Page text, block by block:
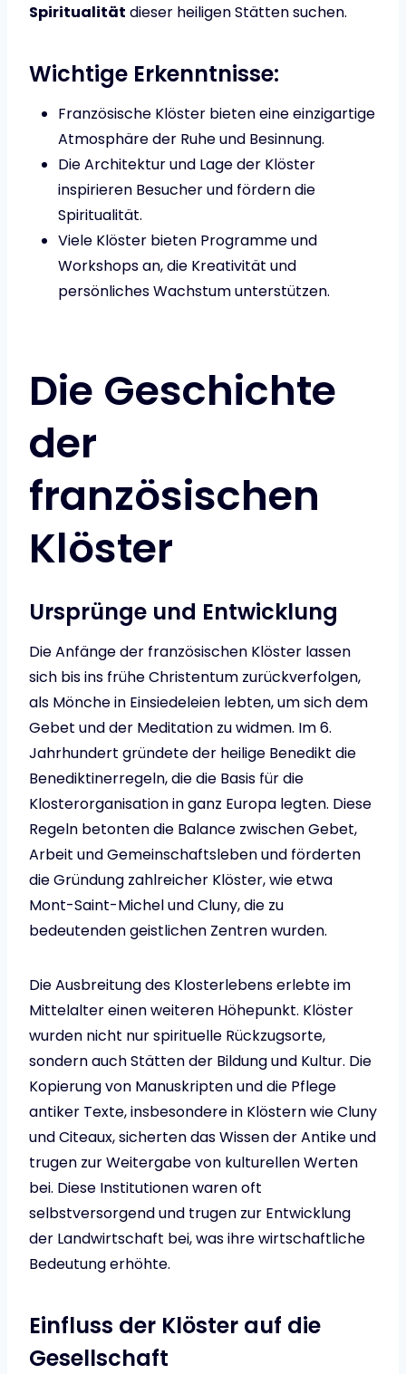
Spiritualität dieser heiligen Stätten suchen.
Wichtige Erkenntnisse:
Französische Klöster bieten eine einzigartige
Atmosphäre der Ruhe und Besinnung.
Die Architektur und Lage der Klöster
inspirieren Besucher und fördern die
Spiritualität.
Viele Klöster bieten Programme und
Workshops an, die Kreativität und
persönliches Wachstum unterstützen.
Die Geschichte
der
französischen
Klöster
Ursprünge und Entwicklung
Die Anfänge der französischen Klöster lassen
sich bis ins frühe Christentum zurückverfolgen,
als Mönche in Einsiedeleien lebten, um sich dem
Gebet und der Meditation zu widmen. Im 6.
Jahrhundert gründete der heilige Benedikt die
Benediktinerregeln, die die Basis für die
Klosterorganisation in ganz Europa legten. Diese
Regeln betonten die Balance zwischen Gebet,
Arbeit und Gemeinschaftsleben und förderten
die Gründung zahlreicher Klöster, wie etwa
Mont-Saint-Michel und Cluny, die zu
bedeutenden geistlichen Zentren wurden.
Die Ausbreitung des Klosterlebens erlebte im
Mittelalter einen weiteren Höhepunkt. Klöster
wurden nicht nur spirituelle Rückzugsorte,
sondern auch Stätten der Bildung und Kultur. Die
Kopierung von Manuskripten und die Pflege
antiker Texte, insbesondere in Klöstern wie Cluny
und Citeaux, sicherten das Wissen der Antike und
trugen zur Weitergabe von kulturellen Werten
bei. Diese Institutionen waren oft
selbstversorgend und trugen zur Entwicklung
der Landwirtschaft bei, was ihre wirtschaftliche
Bedeutung erhöhte.
Einfluss der Klöster auf die
Gesellschaft